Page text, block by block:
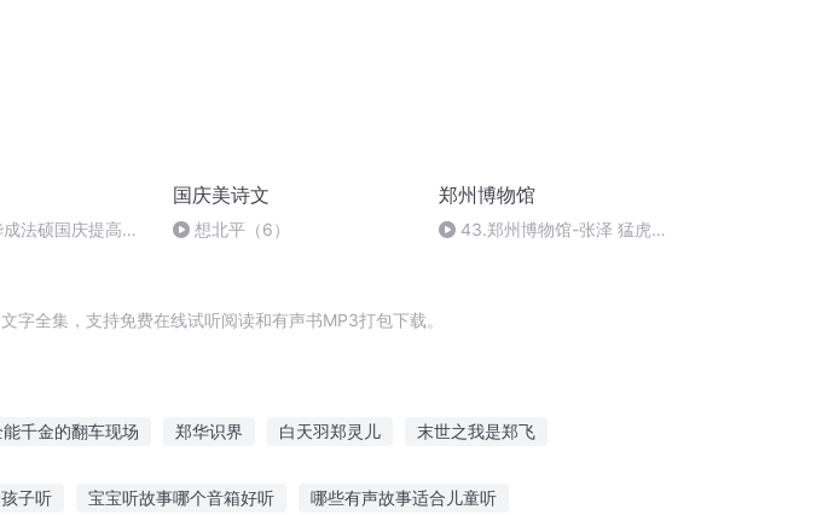
法硕国庆提高班
国庆美诗文
想北平（6）
郑州博物馆
43.郑州博物馆-张泽 猛虎黑
全集，支持免费在线试听阅读和有声书MP3打包下载。
能千金的翻车现场 郑华识界 白天羽郑灵儿 末世之我是郑飞
子听 宝宝听故事哪个音箱好听 哪些有声故事适合儿童听